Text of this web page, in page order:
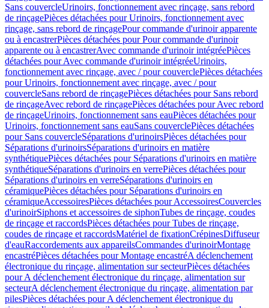
Sans couvercleUrinoirs, fonctionnement avec rinçage, sans rebord
de rinçagePièces détachées pour Urinoirs, fonctionnement avec
rinçage, sans rebord de rinçagePour commande d'urinoir apparente
ou à encastrerPièces détachées pour Pour commande d'urinoir
apparente ou à encastrerAvec commande d'urinoir intégréePièces
détachées pour Avec commande d'urinoir intégréeUrinoirs,
fonctionnement avec rinçage, avec / pour couverclePièces détachées
pour Urinoirs, fonctionnement avec rinçage, avec / pour
couvercleSans rebord de rinçagePièces détachées pour Sans rebord
de rinçageAvec rebord de rinçagePièces détachées pour Avec rebord
de rinçageUrinoirs, fonctionnement sans eauPièces détachées pour
Urinoirs, fonctionnement sans eauSans couverclePièces détachées
pour Sans couvercleSéparations d'urinoirsPièces détachées pour
Séparations d'urinoirsSéparations d'urinoirs en matière
synthétiquePièces détachées pour Séparations d'urinoirs en matière
synthétiqueSéparations d'urinoirs en verrePièces détachées pour
Séparations d'urinoirs en verreSéparations d'urinoirs en
céramiquePièces détachées pour Séparations d'urinoirs en
céramiqueAccessoiresPièces détachées pour AccessoiresCouvercles
d'urinoirSiphons et accessoires de siphonTubes de rinçage, coudes
de rinçage et raccordsPièces détachées pour Tubes de rinçage,
coudes de rinçage et raccordsMatériel de fixationCrépinesDiffuseur
d'eauRaccordements aux appareilsCommandes d'urinoirMontage
encastréPièces détachées pour Montage encastréA déclenchement
électronique du rinçage, alimentation sur secteurPièces détachées
pour A déclenchement électronique du rinçage, alimentation sur
secteurA déclenchement électronique du rinçage, alimentation par
pilesPièces détachées pour A déclenchement électronique du